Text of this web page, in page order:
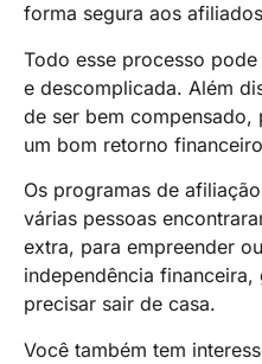
forma segura aos
Todo esse processo
e descomplicada. Além
de ser bem
um bom retorno
Os programas de
várias pessoas
extra, para empreender
independência
precisar sair de casa.
Você também tem